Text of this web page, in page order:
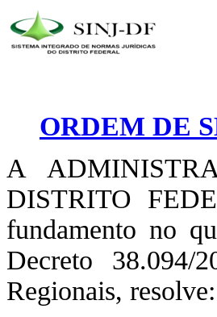
ORDEM DE
A
DISTRITO
fundamento no
Decreto 38.094/
Regionais, resolve: